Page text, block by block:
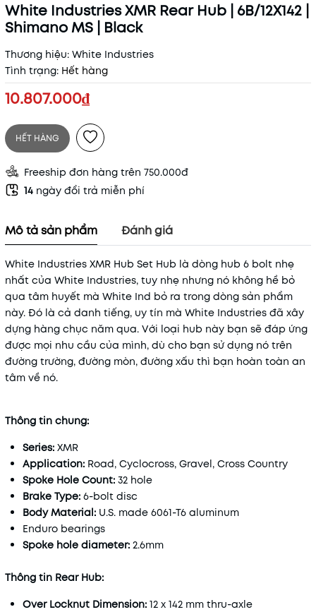
White Industries XMR Rear Hub | 6B/12X142 |
Shimano MS | Black
Thương hiệu: White Industries
Tình trạng: Hết hàng
10.807.000₫
HẾT HÀNG
Freeship đơn hàng trên 750.000đ
14 ngày đổi trả miễn phí
Mô tả sản phẩm Đánh giá
White Industries XMR Hub Set Hub là dòng hub 6 bolt nhẹ
nhất của White Industries, tuy nhẹ nhưng nó không hề bỏ
qua tâm huyết mà White Ind bỏ ra trong dòng sản phẩm
này. Đó là cả danh tiếng, uy tín mà White Industries đã xây
dựng hàng chục năm qua. Với loại hub này bạn sẽ đáp ứng
được mọi nhu cầu của mình, dù cho bạn sử dụng nó trên
đường trường, đường mòn, đường xấu thì bạn hoàn toàn an
tâm về nó.
Thông tin chung:
Series: XMR
Application: Road, Cyclocross, Gravel, Cross Country
Spoke Hole Count: 32 hole
Brake Type: 6-bolt disc
Body Material: U.S. made 6061-T6 aluminum
Enduro bearings
Spoke hole diameter: 2.6mm
Thông tin Rear Hub:
Over Locknut Dimension: 12 x 142 mm thru-axle